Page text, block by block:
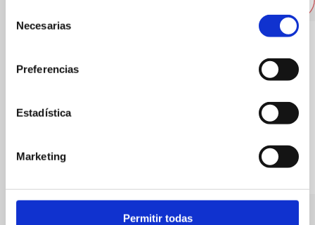
Necesarias
Preferencias
Estadística
Marketing
Permitir todas
El Tresmall